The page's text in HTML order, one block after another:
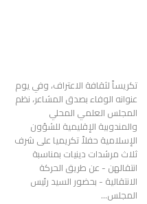
تكريساً لثقافة الاعتراف، وفي يوم
عنوانه الوفاء بصدق المشاعر، نظم
المجلس العلمي المحلي
والمندوبية الإقليمية للشؤون
الإسلامية حفلاً تكريميا على شرف
ثلاث مرشدات دينيات بمناسبة
انتقالهن - عن طريق الحركة
الانتقالية - بحضور السيد رئيس
المجلس…